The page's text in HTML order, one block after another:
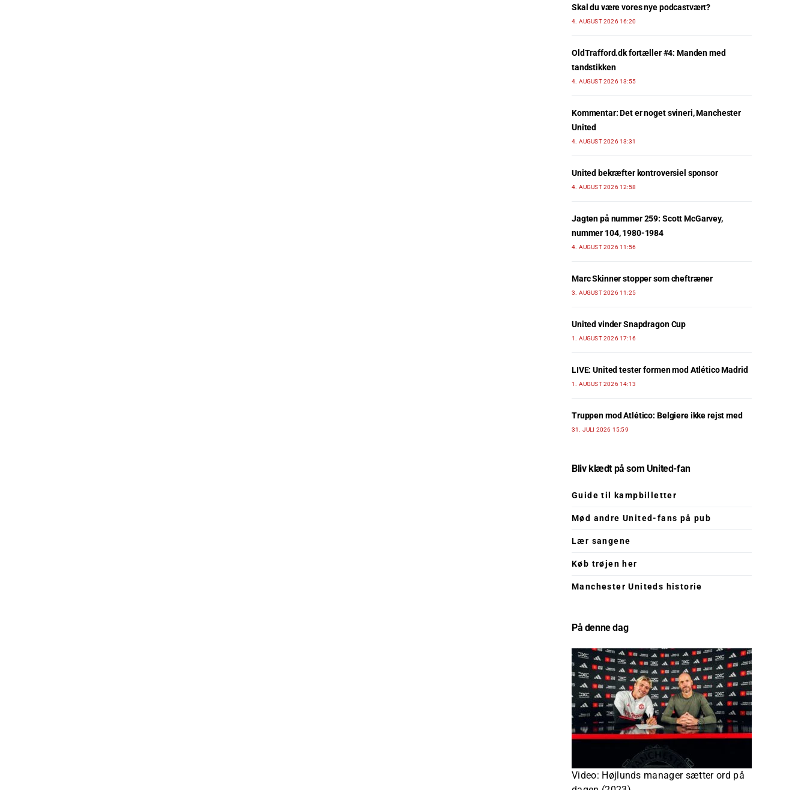
Skal du være vores nye podcastvært?
4. AUGUST 2026 16:20
OldTrafford.dk fortæller #4: Manden med
tandstikken
4. AUGUST 2026 13:55
Kommentar: Det er noget svineri, Manchester
United
4. AUGUST 2026 13:31
United bekræfter kontroversiel sponsor
4. AUGUST 2026 12:58
Jagten på nummer 259: Scott McGarvey,
nummer 104, 1980-1984
4. AUGUST 2026 11:56
Marc Skinner stopper som cheftræner
3. AUGUST 2026 11:25
United vinder Snapdragon Cup
1. AUGUST 2026 17:16
LIVE: United tester formen mod Atlético Madrid
1. AUGUST 2026 14:13
Truppen mod Atlético: Belgiere ikke rejst med
31. JULI 2026 15:59
Bliv klædt på som United-fan
Guide til kampbilletter
Mød andre United-fans på pub
Lær sangene
Køb trøjen her
Manchester Uniteds historie
På denne dag
Video: Højlunds manager sætter ord på